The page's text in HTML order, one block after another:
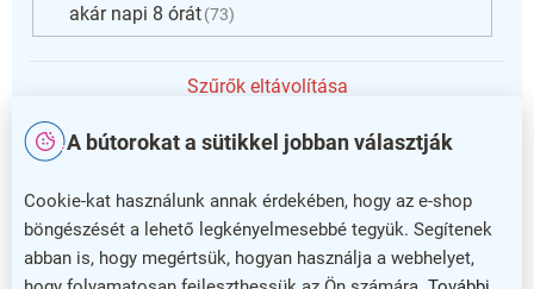
A bútorokat a sütikkel jobban választják
Cookie-kat használunk annak érdekében, hogy az e-shop
böngészését a lehető legkényelmesebbé tegyük. Segítenek
abban is, hogy megértsük, hogyan használja a webhelyet,
akár napi 8 órát 73
Szűrők eltávolítása
m
ÚJDONSÁG
ÚJDONSÁG